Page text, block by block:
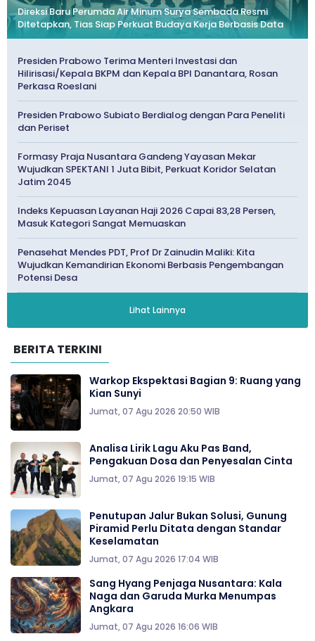
Direksi Baru Perumda Air Minum Surya Sembada Resmi
Ditetapkan, Tias Siap Perkuat Budaya Kerja Berbasis Data
Presiden Prabowo Terima Menteri Investasi dan
Hilirisasi/Kepala BKPM dan Kepala BPI Danantara, Rosan
Perkasa Roeslani
Presiden Prabowo Subiato Berdialog dengan Para Peneliti
dan Periset
Formasy Praja Nusantara Gandeng Yayasan Mekar
Wujudkan SPEKTANI 1 Juta Bibit, Perkuat Koridor Selatan
Jatim 2045
Indeks Kepuasan Layanan Haji 2026 Capai 83,28 Persen,
Masuk Kategori Sangat Memuaskan
Penasehat Mendes PDT, Prof Dr Zainudin Maliki: Kita
Wujudkan Kemandirian Ekonomi Berbasis Pengembangan
Potensi Desa
Lihat Lainnya
BERITA TERKINI
Warkop Ekspektasi Bagian 9: Ruang yang
Kian Sunyi
Jumat, 07 Agu 2026 20:50 WIB
Analisa Lirik Lagu Aku Pas Band,
Pengakuan Dosa dan Penyesalan Cinta
Jumat, 07 Agu 2026 19:15 WIB
Penutupan Jalur Bukan Solusi, Gunung
Piramid Perlu Ditata dengan Standar
Keselamatan
Jumat, 07 Agu 2026 17:04 WIB
Sang Hyang Penjaga Nusantara: Kala
Naga dan Garuda Murka Menumpas
Angkara
Jumat, 07 Agu 2026 16:06 WIB